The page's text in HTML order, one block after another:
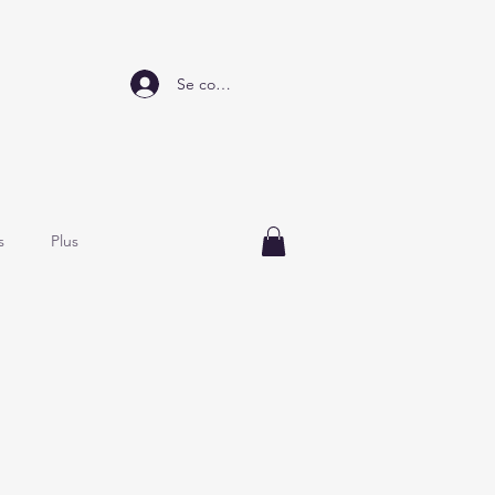
Plus
Se connecter